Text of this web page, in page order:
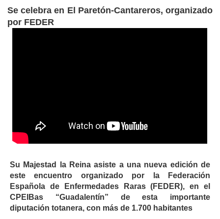
Se celebra en El Paretón-Cantareros, organizado
por FEDER
Su Majestad la Reina asiste a una nueva edición de
este encuentro organizado por la Federación
Española de Enfermedades Raras (FEDER), en el
CPEIBas “Guadalentín” de esta importante
diputación totanera, con más de 1.700 habitantes